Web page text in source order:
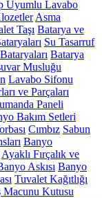
Uyumlu Lavabo
Asma
Taşı Batarya ve
Su Tasarruf
Batarya
Musluğu
Lavabo Sifonu
ve Parçaları
Paneli
Bakım Setleri
Cımbız Sabun
Banyo
Ayaklı Fırçalık ve
Askısı Banyo
Tuvalet Kağıtlığı
Macunu Kutusu